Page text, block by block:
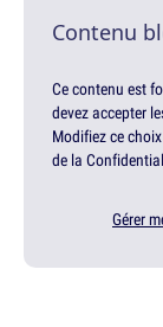
Contenu
Ce contenu est
devez accepter
Modifiez ce
de la
Gérer